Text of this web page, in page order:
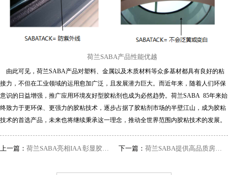
荷兰SABA产品性能优越
由此可见，荷兰SABA产品对塑料、金属以及木质材料等众多基材都具有良好的粘
接力，不但在工业领域的运用愈加广泛，且发展潜力巨大。而近年来，随着人们环保
意识的日益增强，推广应用环境友好型胶粘剂也成为必然趋势。荷兰SABA 85年来始
终致力于更环保、更强力的胶粘技术，逐步占据了胶粘剂市场的半壁江山，成为胶粘
技术的首选产品，未来也将继续秉承这一理念，推动全世界范围内胶粘技术的发展。
上一篇： 荷兰SABA亮相IAA 彰显胶粘技术新水平 下一篇： 荷兰SABA提供高品质房车粘接专用胶